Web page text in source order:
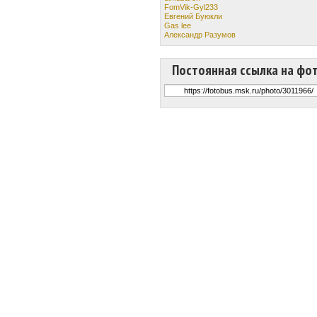
FomVik-Gyl233
Евгений Буюкли
Gas lee
Александр Разумов
Постоянная ссылка на